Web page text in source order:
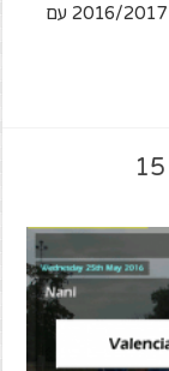
Championship Manager הגעתי להווה - עונת 2016/2017 עם